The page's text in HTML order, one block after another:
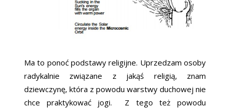
Ma to ponoć podstawy religijne. Uprzedzam osoby
radykalnie związane z jakąś religią, znam
dziewczynę, która z powodu warstwy duchowej nie
chce praktykować jogi. Z tego też powodu